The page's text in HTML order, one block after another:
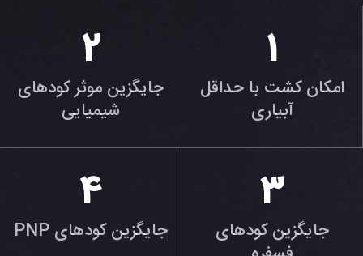
1
امکان کشت با حداقل
آبیاری
2
جایگزین موثر کودهای
شیمیایی
4
جایگزین کودهای PNP
3
جایگزین کودهای